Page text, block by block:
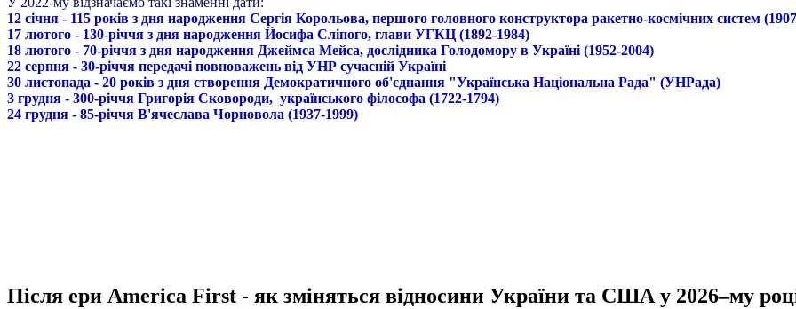
12 січня - 115 років з дня народження Сергія Корольова, першого головного конструктора ракетно-космічних систем
17 лютого - 130-річчя з дня народження Йосифа Сліпого, глави УГКЦ (1892-1984)
18 лютого - 70-річчя з дня народження Джеймса Мейса, дослідника Голодомору в Україні (1952-2004)
22 серпня - 30-річчя передачі повноважень від УНР сучасній Україні
30 листопада - 20 років з дня створення Демократичного об'єднання "Українська Національна Рада" (УНРада)
3 грудня - 300-річчя Григорія Сковороди, українського філософа (1722-1794)
24 грудня - 85-річчя В'ячеслава Чорновола (1937-1999)
Після ери America First - як зміняться відносини України та США у 2026–му